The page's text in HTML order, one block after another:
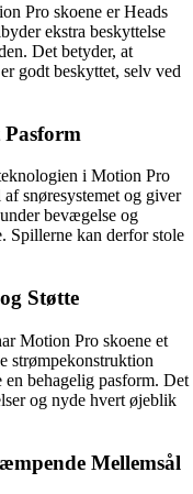
Pro skoene er Heads
ekstra beskyttelse
Det betyder, at
godt beskyttet, selv ved
i Motion Pro
snøresystemet og giver
bevægelse og
Spillerne kan derfor stole
Støtte
Motion Pro skoene et
strømpekonstruktion
behagelig pasform. Det
og nyde hvert øjeblik
Mellemsål